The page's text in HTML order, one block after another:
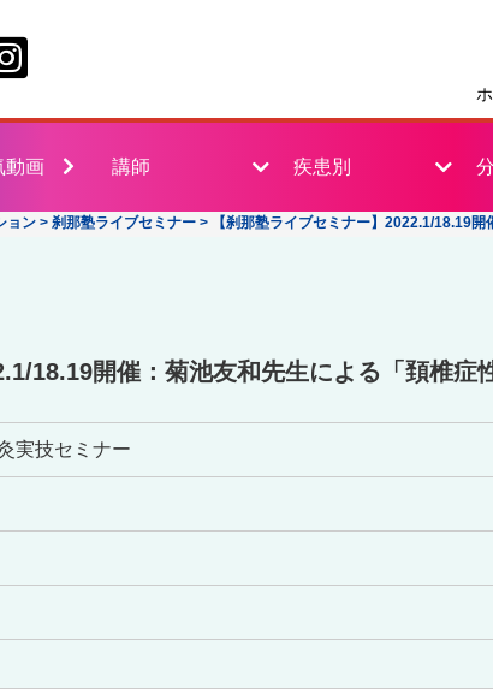
動画 講師 疾患別
ョン > 刹那塾ライブセミナー > 【刹那塾ライブセミナー】2022.1/18.19
18.19開催：菊池友和先生による「頚椎症
実技セミナー